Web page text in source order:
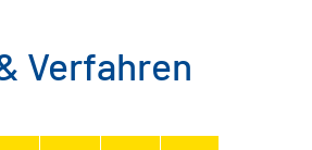
Verfahren